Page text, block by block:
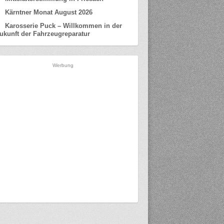
Kärntner Monat August 2026
Karosserie Puck – Willkommen in der
der Fahrzeugreparatur
Werbung